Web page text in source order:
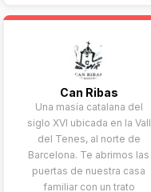
opciones para espacios
esta masía te permite
disfrutar de cada etapa
de tu celebración en un
entorno natural,
exclusivo y cómodo.
Can Ribas
Una masía catalana del
siglo XVI ubicada en la Vall
del Tenes, al norte de
Barcelona. Te abrimos las
puertas de nuestra casa
familiar con un trato